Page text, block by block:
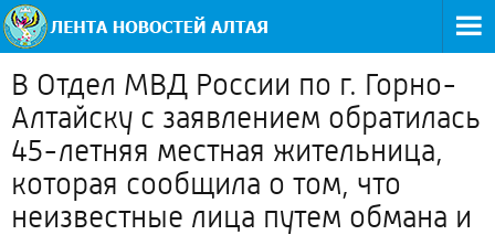
В Отдел МВД России по г. Горно-
Алтайску с заявлением обратилась
45-летняя местная жительница,
которая сообщила о том, что
неизвестные лица путем обмана и